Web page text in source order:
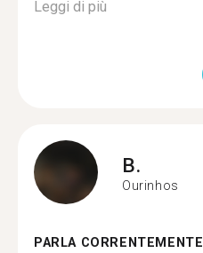
Leggi di più
B.
Ourinhos
PARLA CORRENTEMENTE